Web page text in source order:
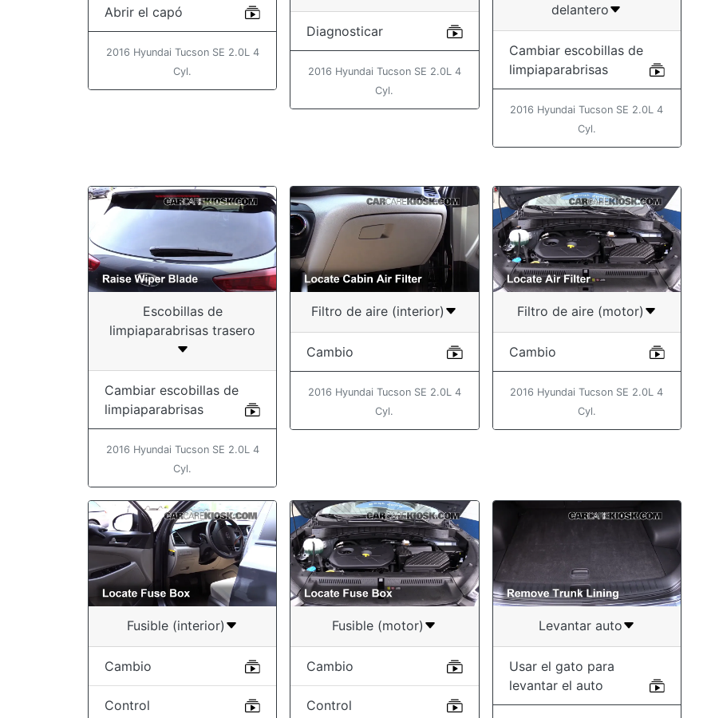
Abrir el capó
2016 Hyundai Tucson SE 2.0L 4
Cyl.
Diagnosticar
2016 Hyundai Tucson SE 2.0L 4
Cyl.
delantero
Cambiar escobillas de
limpiaparabrisas
2016 Hyundai Tucson SE 2.0L 4
Cyl.
Escobillas de
limpiaparabrisas trasero
Cambiar escobillas de
limpiaparabrisas
2016 Hyundai Tucson SE 2.0L 4
Cyl.
Filtro de aire (interior)
Cambio
2016 Hyundai Tucson SE 2.0L 4
Cyl.
Filtro de aire (motor)
Cambio
2016 Hyundai Tucson SE 2.0L 4
Cyl.
Fusible (interior)
Cambio
Control
Fusible (motor)
Cambio
Control
Levantar auto
Usar el gato para
levantar el auto